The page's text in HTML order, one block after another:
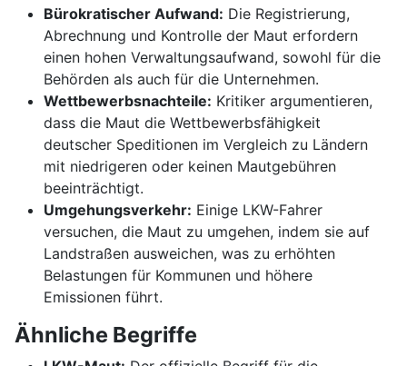
Bürokratischer Aufwand: Die Registrierung,
Abrechnung und Kontrolle der Maut erfordern
einen hohen Verwaltungsaufwand, sowohl für die
Behörden als auch für die Unternehmen.
Wettbewerbsnachteile: Kritiker argumentieren,
dass die Maut die Wettbewerbsfähigkeit
deutscher Speditionen im Vergleich zu Ländern
mit niedrigeren oder keinen Mautgebühren
beeinträchtigt.
Umgehungsverkehr: Einige LKW-Fahrer
versuchen, die Maut zu umgehen, indem sie auf
Landstraßen ausweichen, was zu erhöhten
Belastungen für Kommunen und höhere
Emissionen führt.
Ähnliche Begriffe